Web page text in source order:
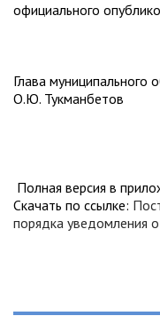
официального
Глава
О.Ю. Тукманбетов
Полная версия в
Скачать по ссылке:
порядка